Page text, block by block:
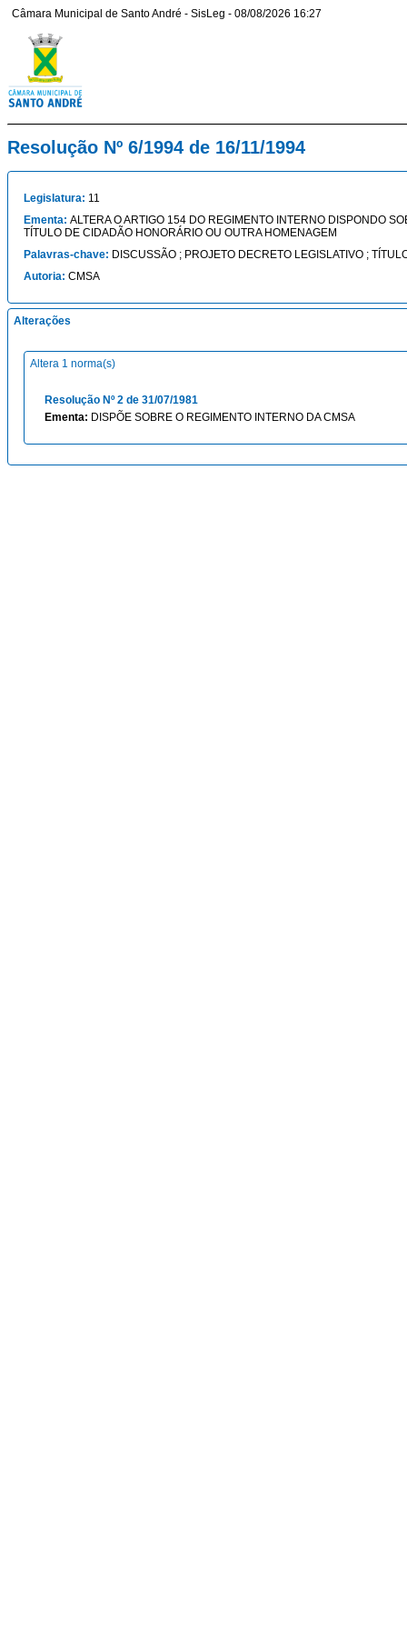
Câmara Municipal de Santo André - SisLeg - 08/08/2026 16:27
Resolução Nº 6/1994 de 16/11/1994
Legislatura: 11
Ementa: ALTERA O ARTIGO 154 DO REGIMENTO INTERNO DISPONDO
TÍTULO DE CIDADÃO HONORÁRIO OU OUTRA HOMENAGEM
Palavras-chave: DISCUSSÃO ; PROJETO DECRETO LEGISLATIVO ;
Autoria: CMSA
Alterações
Altera 1 norma(s)
Resolução Nº 2 de 31/07/1981
Ementa: DISPÕE SOBRE O REGIMENTO INTERNO DA CMSA